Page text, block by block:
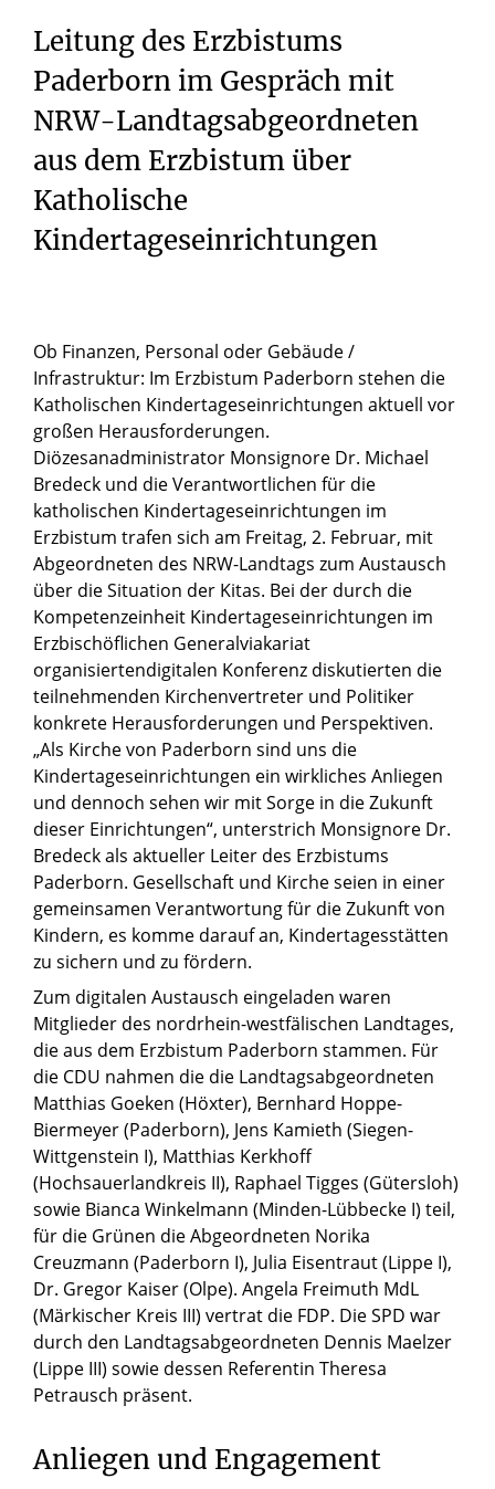
Leitung des Erzbistums
Paderborn im Gespräch mit
NRW-Landtagsabgeordneten
aus dem Erzbistum über
Katholische
Kindertageseinrichtungen
Ob Finanzen, Personal oder Gebäude /
Infrastruktur: Im Erzbistum Paderborn stehen die
Katholischen Kindertageseinrichtungen aktuell vor
großen Herausforderungen.
Diözesanadministrator Monsignore Dr. Michael
Bredeck und die Verantwortlichen für die
katholischen Kindertageseinrichtungen im
Erzbistum trafen sich am Freitag, 2. Februar, mit
Abgeordneten des NRW-Landtags zum Austausch
über die Situation der Kitas. Bei der durch die
Kompetenzeinheit Kindertageseinrichtungen im
Erzbischöflichen Generalviakariat
organisiertendigitalen Konferenz diskutierten die
teilnehmenden Kirchenvertreter und Politiker
konkrete Herausforderungen und Perspektiven.
„Als Kirche von Paderborn sind uns die
Kindertageseinrichtungen ein wirkliches Anliegen
und dennoch sehen wir mit Sorge in die Zukunft
dieser Einrichtungen“, unterstrich Monsignore Dr.
Bredeck als aktueller Leiter des Erzbistums
Paderborn. Gesellschaft und Kirche seien in einer
gemeinsamen Verantwortung für die Zukunft von
Kindern, es komme darauf an, Kindertagesstätten
zu sichern und zu fördern.
Zum digitalen Austausch eingeladen waren
Mitglieder des nordrhein-westfälischen Landtages,
die aus dem Erzbistum Paderborn stammen. Für
die CDU nahmen die die Landtagsabgeordneten
Matthias Goeken (Höxter), Bernhard Hoppe-
Biermeyer (Paderborn), Jens Kamieth (Siegen-
Wittgenstein I), Matthias Kerkhoff
(Hochsauerlandkreis II), Raphael Tigges (Gütersloh)
sowie Bianca Winkelmann (Minden-Lübbecke I) teil,
für die Grünen die Abgeordneten Norika
Creuzmann (Paderborn I), Julia Eisentraut (Lippe I),
Dr. Gregor Kaiser (Olpe). Angela Freimuth MdL
(Märkischer Kreis III) vertrat die FDP. Die SPD war
durch den Landtagsabgeordneten Dennis Maelzer
(Lippe III) sowie dessen Referentin Theresa
Petrausch präsent.
Anliegen und Engagement